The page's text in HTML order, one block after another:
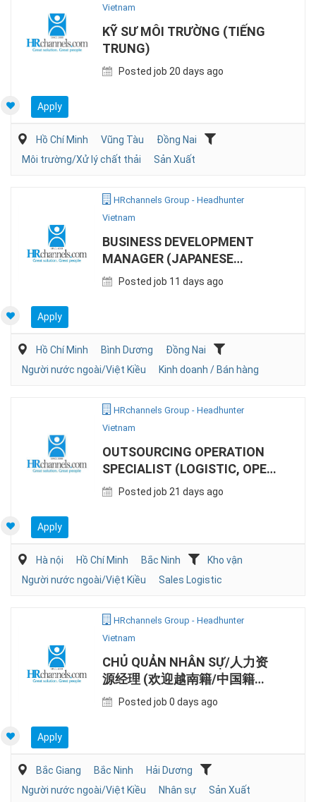
Vietnam
KỸ SƯ MÔI TRƯỜNG (TIẾNG
TRUNG)
Posted job 20 days ago
Apply
Hồ Chí Minh Vũng Tàu
Đồng Nai
Môi trường/Xử lý chất thải
Sản Xuất
HRchannels Group - Headhunter
Vietnam
BUSINESS DEVELOPMENT
MANAGER (JAPANESE
NATIONAL)
Posted job 11 days ago
Apply
Hồ Chí Minh Bình Dương
Đồng Nai
Người nước ngoài/Việt Kiều
Kinh doanh / Bán hàng
HRchannels Group - Headhunter
Vietnam
OUTSOURCING OPERATION
SPECIALIST (LOGISTIC, OPEN
FOR KOREAN)
Posted job 21 days ago
Apply
Hà nội Hồ Chí Minh Bắc Ninh
Kho vận
Người nước ngoài/Việt Kiều
Sales Logistic
HRchannels Group - Headhunter
Vietnam
CHỦ QUẢN NHÂN SỰ/人力资
源经理 (欢迎越南籍/中国籍候
选人 )Posted job 0 days ago
Apply
Bắc Giang Bắc Ninh
Hải Dương
Người nước ngoài/Việt Kiều
Nhân sự Sản Xuất